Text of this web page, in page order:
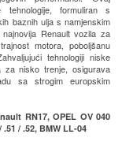
tehnologije, formuliran s
baznih ulja s namjenskim
Renault vozila za
motora, poboljšanu
tehnologiji niske
za nisko trenje, osigurava
sa strogim europskim
RN17, OPEL OV 040
.51 / .52, BMW LL-04